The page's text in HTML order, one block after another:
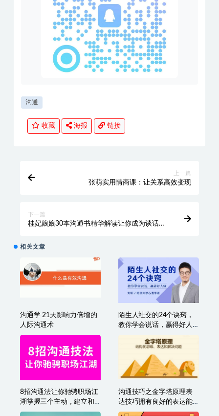
沟通
收藏 海报 链接
上一篇
张萌实用情商课：让关系高效变现
下一篇
桂妃娘娘30本沟通书精华解读让你成为谈话高
相关文章
沟通学 21天影响力倍增的
人际沟通术
陌生人社交的24个诀窍，
教你学会说话，赢得好人
8招沟通法让你驰骋职场江
湖掌握三个主动，建立和
谐人际关系
沟通技巧之金字塔原理表
达技巧拥有良好的表达能
力